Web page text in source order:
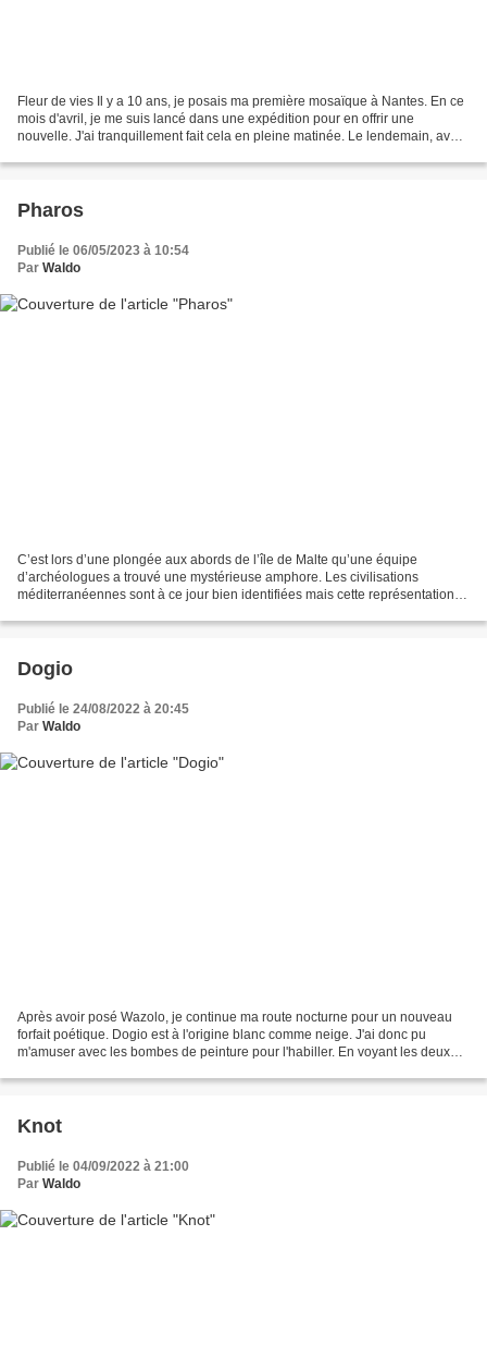
Fleur de vies Il y a 10 ans, je posais ma première mosaïque à Nantes. En ce
mois d'avril, je me suis lancé dans une expédition pour en offrir une
nouvelle. J'ai tranquillement fait cela en pleine matinée. Le lendemain, avant
Pharos
Publié le 06/05/2023 à 10:54
Par Waldo
C’est lors d’une plongée aux abords de l’île de Malte qu’une équipe
d’archéologues a trouvé une mystérieuse amphore. Les civilisations
méditerranéennes sont à ce jour bien identifiées mais cette représentation
Dogio
Publié le 24/08/2022 à 20:45
Par Waldo
Après avoir posé Wazolo, je continue ma route nocturne pour un nouveau
forfait poétique. Dogio est à l'origine blanc comme neige. J'ai donc pu
m'amuser avec les bombes de peinture pour l'habiller. En voyant les deux
Knot
Publié le 04/09/2022 à 21:00
Par Waldo